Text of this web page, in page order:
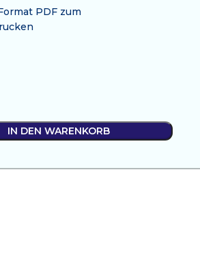
PDF zum
IN DEN WARENKORB